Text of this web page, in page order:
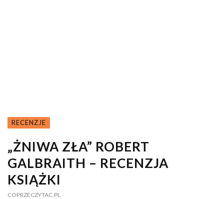
RECENZJE
„ŻNIWA ZŁA” ROBERT
GALBRAITH – RECENZJA
KSIĄŻKI
COPRZECZYTAC.PL